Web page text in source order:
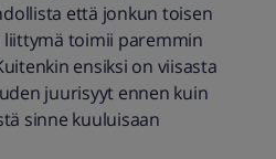
että jonkun toisen
toimii paremmin
ensiksi on viisasta
juurisyyt ennen kuin
sinne kuuluisaan